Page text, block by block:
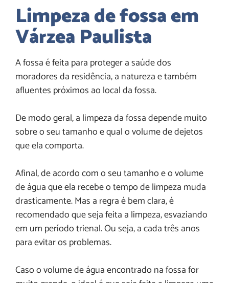
Limpeza de fossa em
Várzea Paulista
A fossa é feita para proteger a saúde dos
moradores da residência, a natureza e também
afluentes próximos ao local da fossa.
De modo geral, a limpeza da fossa depende muito
sobre o seu tamanho e qual o volume de dejetos
que ela comporta.
Afinal, de acordo com o seu tamanho e o volume
de água que ela recebe o tempo de limpeza muda
drasticamente. Mas a regra é bem clara, é
recomendado que seja feita a limpeza, esvaziando
em um período trienal. Ou seja, a cada três anos
para evitar os problemas.
Caso o volume de água encontrado na fossa for